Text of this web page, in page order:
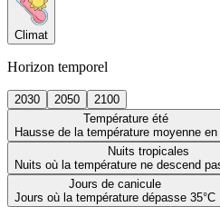
Climat
Horizon temporel
2030 2050
2100
Température été
Hausse de la température moyenne en
Nuits tropicales
Nuits où la température ne descend
Jours de canicule
Jours où la température dépasse 35°C